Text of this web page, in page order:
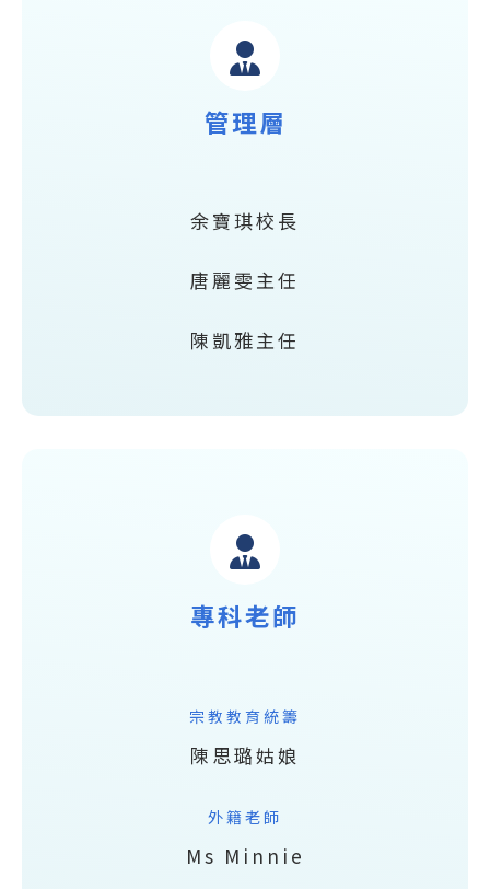
管理層
余寶琪校長
唐麗雯主任
陳凱雅主任
專科老師
宗教教育統籌
陳思璐姑娘
外籍老師
Ms Minnie